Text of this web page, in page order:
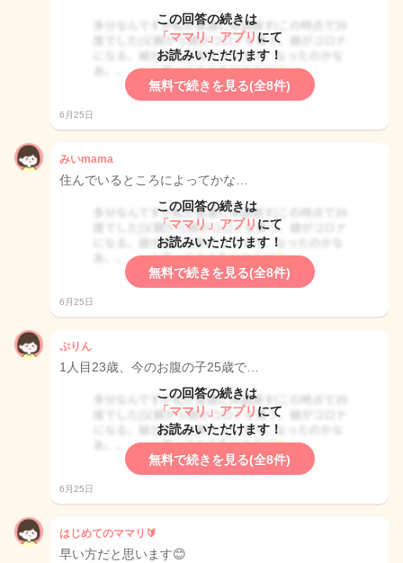
この回答の続きは
「ママリ」アプリ にて
お読みいただけます！
無料で続きを見る(全8件)
6月25日
みいmama
住んでいるところによってかな…
この回答の続きは
「ママリ」アプリ にて
お読みいただけます！
無料で続きを見る(全8件)
6月25日
ぷりん
1人目23歳、今のお腹の子25歳で…
この回答の続きは
「ママリ」アプリ にて
お読みいただけます！
無料で続きを見る(全8件)
6月25日
はじめてのママリ🔰
早い方だと思います😊